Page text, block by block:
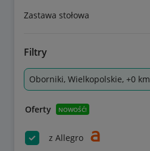
Zastawa stołowa
Filtry
Oborniki, Wielkopolskie, +0 km
Oferty NOWOŚĆ!
z Allegro